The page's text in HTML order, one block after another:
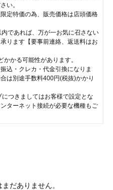
い。
定特価の為、販売価格は店頭価格
であれば、万が一お気に召さない
ります【要事前連絡、返送料はお
かる可能性があります。
込・クレカ・代金引換になりま
は別途手数料400円(税抜)かかり
つきましてはお客様で設定とな
ターネット接続が必要な機種もご
だありません。